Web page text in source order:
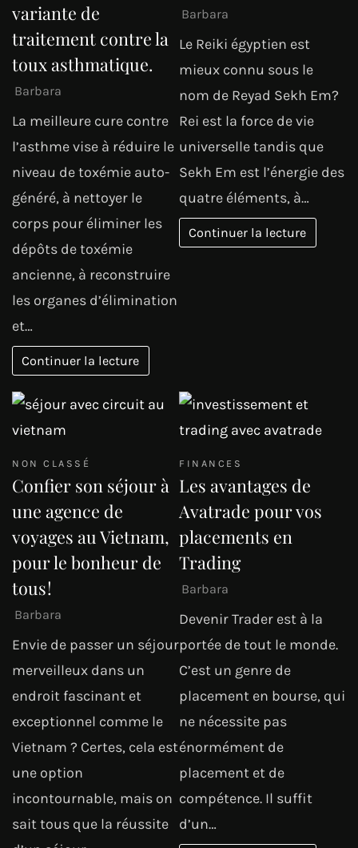
variante de
traitement contre la
toux asthmatique.
Barbara
La meilleure cure contre
l’asthme vise à réduire le
niveau de toxémie auto-
généré, à nettoyer le
corps pour éliminer les
dépôts de toxémie
ancienne, à reconstruire
les organes d’élimination
et…
Continuer la lecture
Barbara
Le Reiki égyptien est
mieux connu sous le
nom de Reyad Sekh Em?
Rei est la force de vie
universelle tandis que
Sekh Em est l’énergie des
quatre éléments, à…
Continuer la lecture
NON CLASSÉ
Confier son séjour à
une agence de
voyages au Vietnam,
pour le bonheur de
tous !
Barbara
Envie de passer un séjour
merveilleux dans un
endroit fascinant et
exceptionnel comme le
Vietnam ? Certes, cela est
une option
incontournable, mais on
sait tous que la réussite
FINANCES
Les avantages de
Avatrade pour vos
placements en
Trading
Barbara
Devenir Trader est à la
portée de tout le monde.
C’est un genre de
placement en bourse, qui
ne nécessite pas
énormément de
placement et de
compétence. Il suffit
d’un…